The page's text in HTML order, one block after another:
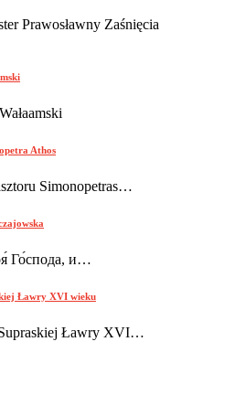
Prawosławny Zaśnięcia
Athos
Simonopetras…
Го́спода, и…
Ławry XVI wieku
Ławry XVI…